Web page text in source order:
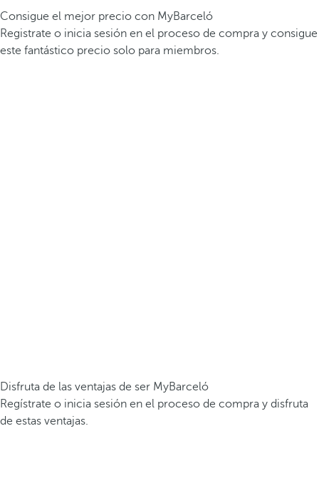
Consigue el mejor precio con MyBarceló
Registrate o inicia sesión en el proceso de compra y consigue
este fantástico precio solo para miembros.
Disfruta de las ventajas de ser MyBarceló
Regístrate o inicia sesión en el proceso de compra y disfruta
de estas ventajas.